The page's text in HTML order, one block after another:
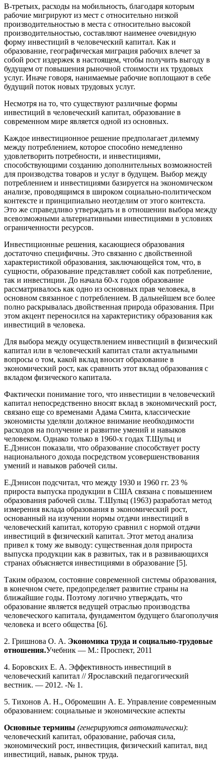
В-третьих, расходы на мобильность, благодаря которым
рабочие мигрируют из мест с относительно низкой
производительностью в места с относительно высокой
производительностью, составляют наименее очевидную
форму инвестиций в человеческий капитал. Как и
образование, географическая миграция рабочих влечет за
собой рост издержек в настоящем, чтобы получить выгоду в
будущем от повышения рыночной стоимости их трудовых
услуг. Иначе говоря, нанимаемые рабочие воплощают в себе
будущий поток новых трудовых услуг.
Несмотря на то, что существуют различные формы
инвестиций в человеческий капитал, образование в
современном мире является одной из основных.
Каждое инвестиционное решение предполагает дилемму
между потреблением, которое способно немедленно
удовлетворить потребности, и инвестициями,
способствующими созданию дополнительных возможностей
для производства товаров и услуг в будущем. Выбор между
потреблением и инвестициями базируется на экономическом
анализе, проводящимся в широком социально-политическом
контексте и принципиально неотделим от этого контекста.
Это же справедливо утверждать и в отношении выбора между
всевозможными альтернативными инвестициями в условиях
ограниченности ресурсов.
Инвестиционные решения, касающиеся образования
достаточно специфичны. Это связанно с двойственной
характеристикой образования, заключающейся том, что, в
сущности, образование представляет собой как потребление,
так и инвестиции. До начала 60-х годов образование
рассматривалось как одно из основных прав человека, в
основном связанное с потреблением. В дальнейшем все более
полно раскрывалась двойственная природа образования. При
этом акцент переносился на характеристику образования как
инвестиций в человека.
Для выбора между осуществлением инвестиций в физический
капитал или в человеческий капитал стали актуальными
вопросы о том, какой вклад вносит образование в
экономический рост, как сравнить этот вклад образования с
вкладом физического капитала.
Фактически понимание того, что инвестиции в человеческий
капитал непосредственно вносят вклад в экономический рост,
связано еще со временами Адама Смита, классические
экономисты уделяли должное внимание необходимости
расходов на получение и развитие умений и навыков
человеком. Однако только в 1960-х годах Т.Шульц и
Е.Дэнисон показали, что образование способствует росту
национального дохода посредством усовершенствования
умений и навыков рабочей силы.
Е.Дэнисон подсчитал, что между 1930 и 1960 гг. 23 %
прироста выпуска продукции в США связана с повышением
образования рабочей силы. T.Шульц (1963) разработал метод
измерения вклада образования в экономический рост,
основанный на изучении нормы отдачи инвестиций в
человеческий капитал, которую сравнил с нормой отдачи
инвестиций в физический капитал. Этот метод анализа
привел к тому же выводу: существенная доля прироста
выпуска продукции как в развитых, так и в развивающихся
странах объясняется инвестициями в образование [5].
Таким образом, состояние современной системы образования,
в конечном счете, предопределяет развитие страны на
ближайшие годы. Поэтому логично утверждать, что
образование является ведущей отраслью производства
человеческого капитала, фундаментом будущего благополучия
человека и всего общества [6].
2. Гришнова О. А. Экономика труда и социально-трудовые
отношения.Учебник — М.: Проспект, 2011
4. Боровских Е. А. Эффективность инвестиций в
человеческий капитал // Ярославский педагогический
вестник. — 2012. -№ 1.
5. Тихонов А. Н., Обромешин А. Е. Управление современным
образованием: социальные и экономические аспекты
Основные термины (генерируются автоматически):
человеческий капитал, образование, рабочая сила,
экономический рост, инвестиция, физический капитал, вид
инвестиций, навык, рынок труда.